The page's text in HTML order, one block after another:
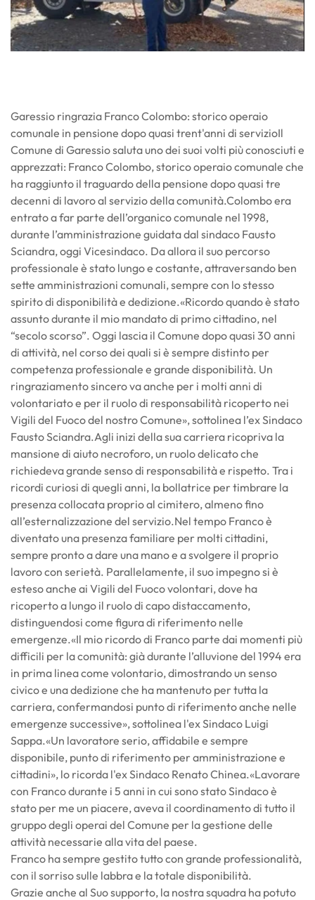
Garessio ringrazia Franco Colombo: storico operaio
comunale in pensione dopo quasi trent'anni di servizioIl
Comune di Garessio saluta uno dei suoi volti più conosciuti e
apprezzati: Franco Colombo, storico operaio comunale che
ha raggiunto il traguardo della pensione dopo quasi tre
decenni di lavoro al servizio della comunità.Colombo era
entrato a far parte dell’organico comunale nel 1998,
durante l’amministrazione guidata dal sindaco Fausto
Sciandra, oggi Vicesindaco. Da allora il suo percorso
professionale è stato lungo e costante, attraversando ben
sette amministrazioni comunali, sempre con lo stesso
spirito di disponibilità e dedizione.«Ricordo quando è stato
assunto durante il mio mandato di primo cittadino, nel
“secolo scorso”. Oggi lascia il Comune dopo quasi 30 anni
di attività, nel corso dei quali si è sempre distinto per
competenza professionale e grande disponibilità. Un
ringraziamento sincero va anche per i molti anni di
volontariato e per il ruolo di responsabilità ricoperto nei
Vigili del Fuoco del nostro Comune», sottolinea l’ex Sindaco
Fausto Sciandra.Agli inizi della sua carriera ricopriva la
mansione di aiuto necroforo, un ruolo delicato che
richiedeva grande senso di responsabilità e rispetto. Tra i
ricordi curiosi di quegli anni, la bollatrice per timbrare la
presenza collocata proprio al cimitero, almeno fino
all’esternalizzazione del servizio.Nel tempo Franco è
diventato una presenza familiare per molti cittadini,
sempre pronto a dare una mano e a svolgere il proprio
lavoro con serietà. Parallelamente, il suo impegno si è
esteso anche ai Vigili del Fuoco volontari, dove ha
ricoperto a lungo il ruolo di capo distaccamento,
distinguendosi come figura di riferimento nelle
emergenze.«Il mio ricordo di Franco parte dai momenti più
difficili per la comunità: già durante l’alluvione del 1994 era
in prima linea come volontario, dimostrando un senso
civico e una dedizione che ha mantenuto per tutta la
carriera, confermandosi punto di riferimento anche nelle
emergenze successive», sottolinea l'ex Sindaco Luigi
Sappa.«Un lavoratore serio, affidabile e sempre
disponibile, punto di riferimento per amministrazione e
cittadini», lo ricorda l'ex Sindaco Renato Chinea.«Lavorare
con Franco durante i 5 anni in cui sono stato Sindaco è
stato per me un piacere, aveva il coordinamento di tutto il
gruppo degli operai del Comune per la gestione delle
attività necessarie alla vita del paese.
Franco ha sempre gestito tutto con grande professionalità,
con il sorriso sulle labbra e la totale disponibilità.
Grazie anche al Suo supporto, la nostra squadra ha potuto